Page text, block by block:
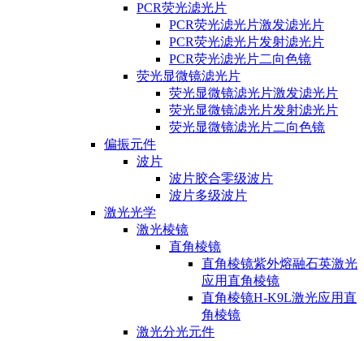
PCR荧光滤光片
PCR荧光滤光片激发滤光片
PCR荧光滤光片发射滤光片
PCR荧光滤光片二向色镜
荧光显微镜滤光片
荧光显微镜滤光片激发滤光片
荧光显微镜滤光片发射滤光片
荧光显微镜滤光片二向色镜
偏振元件
波片
波片胶合零级波片
波片多级波片
激光光学
激光棱镜
直角棱镜
直角棱镜紫外熔融石英激光
应用直角棱镜
直角棱镜H-K9L激光应用直
角棱镜
激光分光元件